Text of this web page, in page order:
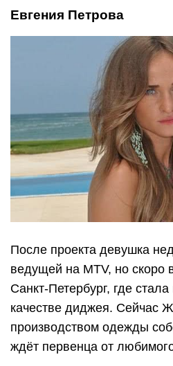
Евгения Петрова
После проекта девушка
ведущей на MTV, но скоро
Санкт-Петербург, где
качестве диджея. Сейчас
производством одежды
ждёт первенца от